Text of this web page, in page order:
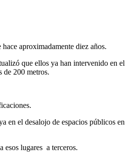
aproximadamente diez años.
que ellos ya han intervenido en el
de 200 metros.
en el desalojo de espacios públicos en
esos lugares a terceros.